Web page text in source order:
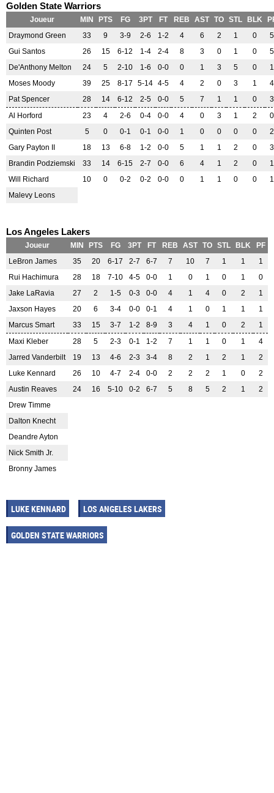
Golden State Warriors
Joueur MIN PTS FG 3PT FT REB AST TO STL BLK
Draymond Green
33 9 3-9 2-6 1-2 4 6 2 1 0
5
Gui Santos
26 15 6-12 1-4 2-4 8 3 0 1 0
5
De'Anthony Melton
24 5 2-10 1-6 0-0 0 1 3 5 0
1
Moses Moody
39 25 8-17 5-14 4-5 4 2 0 3 1
4
Pat Spencer
28 14 6-12 2-5 0-0 5 7 1 1 0
3
Al Horford
23 4 2-6 0-4 0-0 4 0 3 1 2
0
Quinten Post
5 0 0-1 0-1 0-0 1 0 0 0 0
2
Gary Payton II
18 13 6-8 1-2 0-0 5 1 1 2 0
3
Brandin Podziemski
33 14 6-15 2-7 0-0 6 4 1 2 0
1
Will Richard
10 0 0-2 0-2 0-0 0 1 1 0 0
1
Malevy Leons
Los Angeles Lakers
Joueur MIN PTS FG 3PT FT REB AST TO STL BLK
PF
LeBron James
35 20 6-17 2-7 6-7 7 10 7 1 1
1
Rui Hachimura
28 18 7-10 4-5 0-0 1 0 1 0 1
0
Jake LaRavia
27 2 1-5 0-3 0-0 4 1 4 0 2
1
Jaxson Hayes
20 6 3-4 0-0 0-1 4 1 0 1 1
1
Marcus Smart
33 15 3-7 1-2 8-9 3 4 1 0 2
1
Maxi Kleber
28 5 2-3 0-1 1-2 7 1 1 0 1
4
Jarred Vanderbilt
19 13 4-6 2-3 3-4 8 2 1 2 1
2
Luke Kennard
26 10 4-7 2-4 0-0 2 2 2 1 0
2
Austin Reaves
24 16 5-10 0-2 6-7 5 8 5 2 1
2
Drew Timme
Dalton Knecht
Deandre Ayton
Nick Smith Jr.
Bronny James
LUKE KENNARD LOS ANGELES LAKERS
GOLDEN STATE WARRIORS